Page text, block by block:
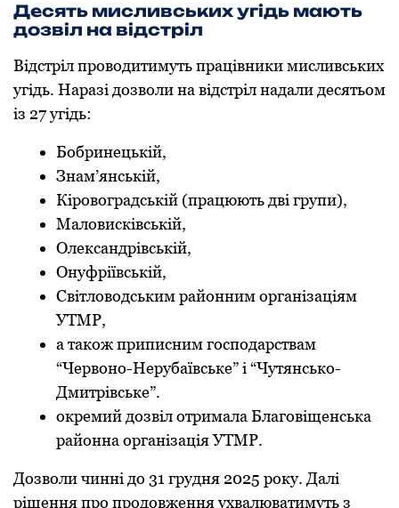
Десять мисливських угідь мають
дозвіл на відстріл
Відстріл проводитимуть працівники мисливських
угідь. Наразі дозволи на відстріл надали десятьом
із 27 угідь:
Бобринецькій,
Знам’янській,
Кіровоградській (працюють дві групи),
Маловисківській,
Олександрівській,
Онуфріївській,
Світловодським районним організаціям
УТМР,
а також приписним господарствам
“Червоно-Нерубаївське” і “Чутянсько-
Дмитрівське”.
окремий дозвіл отримала Благовіщенська
районна організація УТМР.
Дозволи чинні до 31 грудня 2025 року. Далі
рішення про продовження ухвалюватимуть з